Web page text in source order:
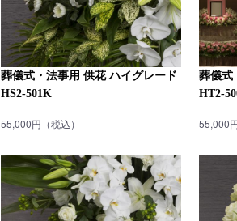
葬儀式・法事用 供花 ハイグレード
HS2-501K
55,000円（税込）
葬儀式
HT2-
55,000